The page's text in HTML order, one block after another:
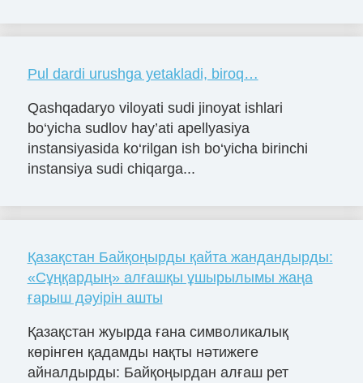
Pul dardi urushga yetakladi, biroq…
Qashqadaryo viloyati sudi jinoyat ishlari
bo‘yicha sudlov hay’ati apellyasiya
instansiyasida ko‘rilgan ish bo‘yicha birinchi
instansiya sudi chiqarga...
Қазақстан Байқоңырды қайта жандандырды:
«Сұңқардың» алғашқы ұшырылымы жаңа
ғарыш дәуірін ашты
Қазақстан жуырда ғана символикалық
көрінген қадамды нақты нәтижеге
айналдырды: Байқоңырдан алғаш рет